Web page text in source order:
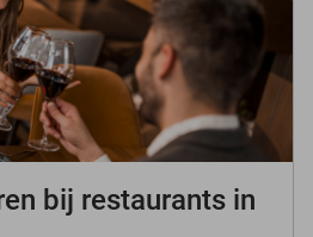
bij restaurants in